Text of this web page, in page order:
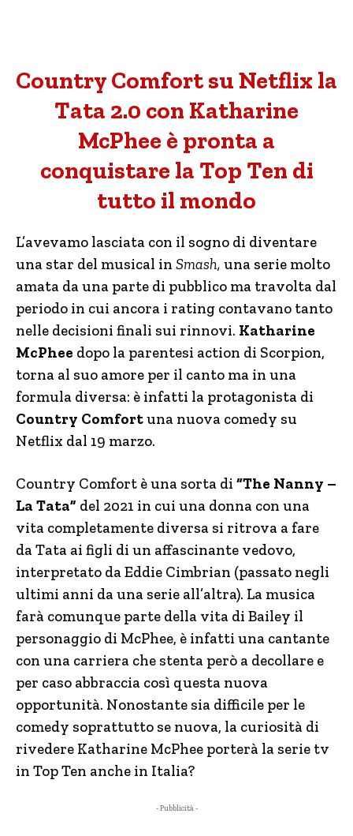
Country Comfort su Netflix la
Tata 2.0 con Katharine
McPhee è pronta a
conquistare la Top Ten di
tutto il mondo
L’avevamo lasciata con il sogno di diventare
una star del musical in Smash, una serie molto
amata da una parte di pubblico ma travolta dal
periodo in cui ancora i rating contavano tanto
nelle decisioni finali sui rinnovi. Katharine
McPhee dopo la parentesi action di Scorpion,
torna al suo amore per il canto ma in una
formula diversa: è infatti la protagonista di
Country Comfortuna nuova comedy su
Netflix dal 19 marzo.
Country Comfort è una sorta di “The Nanny –
La Tata” del 2021 in cui una donna con una
vita completamente diversa si ritrova a fare
da Tata ai figli di un affascinante vedovo,
interpretato da Eddie Cimbrian (passato negli
ultimi anni da una serie all’altra). La musica
farà comunque parte della vita di Bailey il
personaggio di McPhee, è infatti una cantante
con una carriera che stenta però a decollare e
per caso abbraccia così questa nuova
opportunità. Nonostante sia difficile per le
comedy soprattutto se nuova, la curiosità di
rivedere Katharine McPhee porterà la serie tv
in Top Ten anche in Italia?
- Pubblicità -